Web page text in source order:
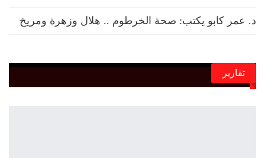
د. عمر كابو يكتب: صحة الخرطوم .. هلال وزهرة ومريخ
تقارير